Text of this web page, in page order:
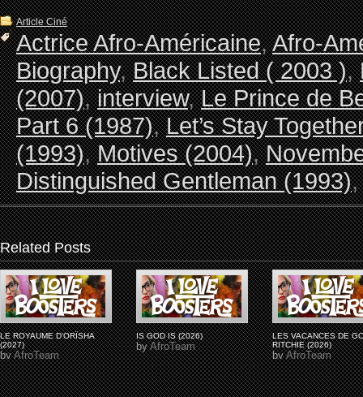
Article Ciné
Actrice Afro-Américaine,Afro-
Biography,Black Listed ( 2003 ),
(2007),interview,Le Prince de
Part 6 (1987),Let’s Stay
(1993),Motives (2004),
Distinguished Gentleman (1993)
Related Posts
LE ROYAUME D'ORÏSHA
(2027)
byAfroTeam
IS GOD IS (2026)
byAfroTeam
LES VACANCES DE
RITCHIE (2026)
byAfroTeam